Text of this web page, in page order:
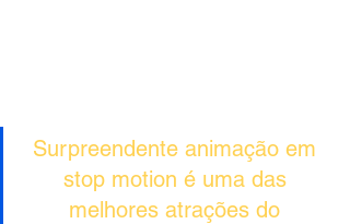
Surpreendente animação em
stop motion é uma das
melhores atrações do